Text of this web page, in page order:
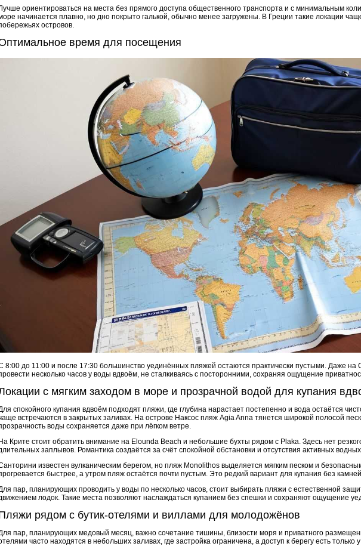
ориентироваться на места без прямого доступа общественного транспорта и с минимальным
начинается плавно, но дно покрыто галькой, обычно менее загружены. В Греции такие локации
островов.
время для посещения
8:00 до 11:00 и после 17:30 большинство уединённых пляжей остаются практически пустыми. Даже на
несколько часов у воды вдвоём, не сталкиваясь с посторонними, сохраняя ощущение
с мягким заходом в море и прозрачной водой для купания
спокойного купания вдвоём подходят пляжи, где глубина нарастает постепенно и вода остаётся
встречаются в закрытых заливах. На острове Наксос пляж Agia Anna тянется широкой полосой
воды сохраняется даже при лёгком ветре.
Крите стоит обратить внимание на Elounda Beach и небольшие бухты рядом с Plaka. Здесь нет
заплывов. Романтика создаётся за счёт спокойной обстановки и отсутствия активных
известен вулканическим берегом, но пляж Monolithos выделяется мягким песком и
быстрее, а утром пляж остаётся почти пустым. Это редкий вариант для купания без
пар, планирующих проводить у воды по несколько часов, стоит выбирать пляжи с естественной
лодок. Такие места позволяют наслаждаться купанием без спешки и сохраняют ощущение
рядом с бутик-отелями и виллами для молодожёнов
пар, планирующих медовый месяц, важно сочетание тишины, близости моря и приватного
часто находятся в небольших заливах, где застройка ограничена, а доступ к берегу есть только у